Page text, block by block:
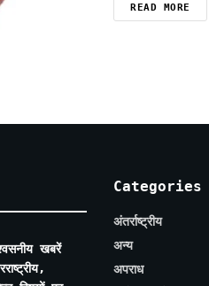
READ MORE
खबरें
Categories
अंतर्राष्ट्रीय
अन्य
अपराध